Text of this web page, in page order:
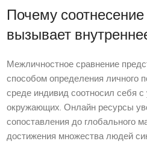
Почему
вызывает
Межличностное сравнение
способом определения личного
среде индивид соотносил себя
окружающих. Онлайн ресурсы
сопоставления до глобального
достижения множества людей